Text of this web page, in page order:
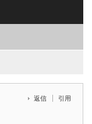
返信 引用